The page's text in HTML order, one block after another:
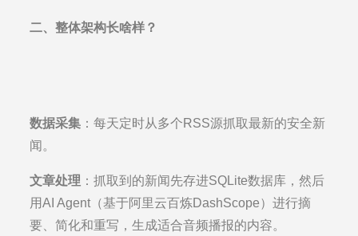
二、整体架构长啥样？
数据采集 ：每天定时从多个RSS源抓取最新的安全新
闻。
文章处理 ：抓取到的新闻先存进SQLite数据库，然后
用AI Agent（基于阿里云百炼DashScope）进行摘
要、简化和重写，生成适合音频播报的内容。